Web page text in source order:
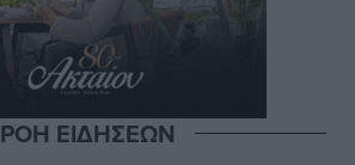
ΡΟΗ ΕΙΔΗΣΕΩΝ